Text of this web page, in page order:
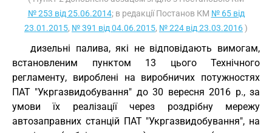
№ 253 від 25.06.2014; в редакції Постанов КМ № 65 від
23.01.2015, № 391 від 04.06.2015, № 224 від 23.03.2016)
дизельні палива, які не відповідають вимогам,
встановленим пунктом 13 цього Технічного
регламенту, вироблені на виробничих потужностях
ПАТ "Укргазвидобування" до 30 вересня 2016 р., за
умови їх реалізації через роздрібну мережу
автозаправних станцій ПАТ "Укргазвидобування", на